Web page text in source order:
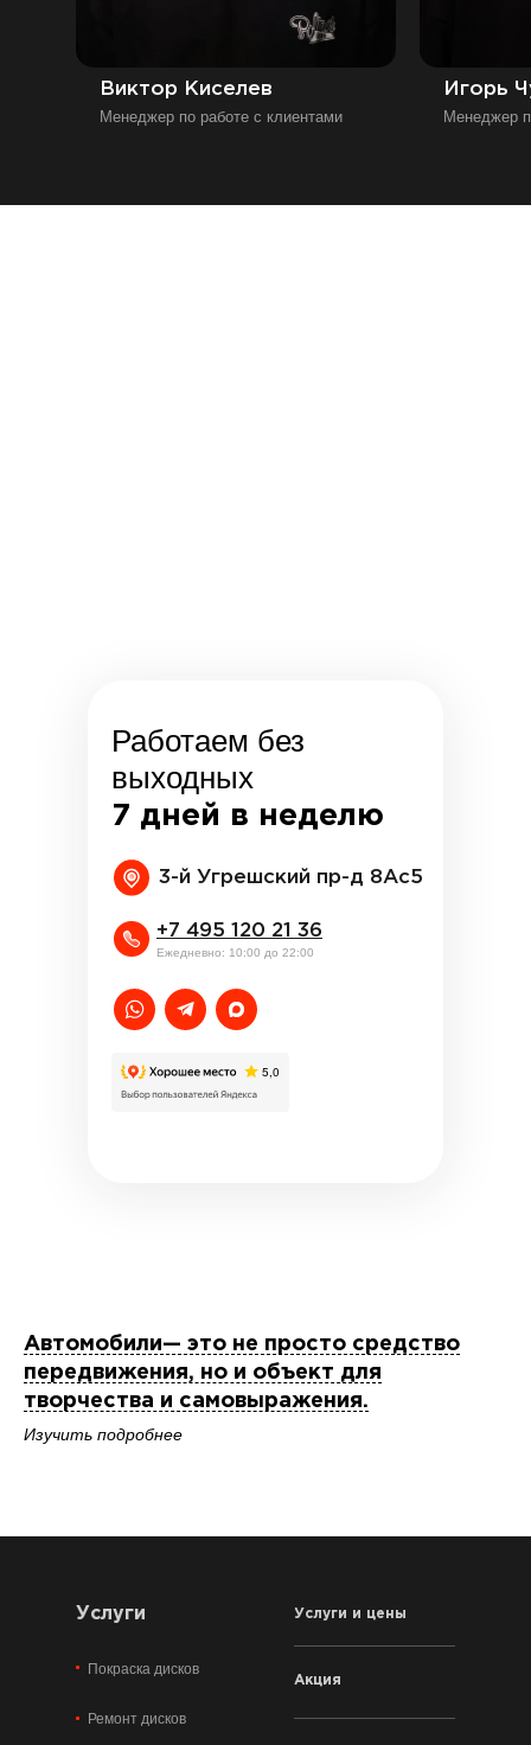
Виктор Киселев
Менеджер по работе с клиентами
Игорь
Менеджер
Работаем без
выходных
7 дней в неделю
3-й Угрешский пр-д 8Ас5
+7 495 120 21 36
Ежедневно: 10:00 до 22:00
Автомобили— это не просто средство
передвижения, но и объект для
творчества и самовыражения.
Изучить подробнее
Услуги
Покраска дисков
Ремонт дисков
Услуги и цены
Акция